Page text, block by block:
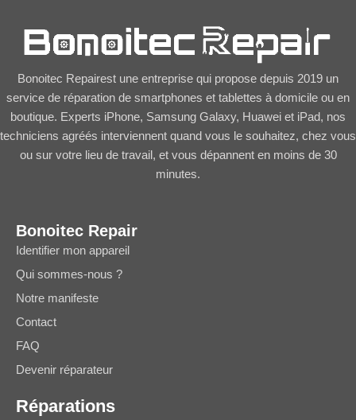
Bonoitec Repairest une entreprise qui propose depuis 2019 un
service de réparation de smartphones et tablettes à domicile ou en
boutique. Experts iPhone, Samsung Galaxy, Huawei et iPad, nos
techniciens agréés interviennent quand vous le souhaitez, chez vous
ou sur votre lieu de travail, et vous dépannent en moins de 30
minutes.
Bonoitec Repair
Identifier mon appareil
Qui sommes-nous ?
Notre manifeste
Contact
FAQ
Devenir réparateur
Réparations